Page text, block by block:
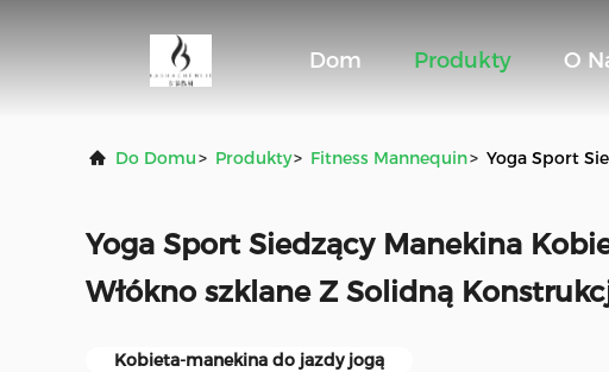
Dom Produkty O
Do Domu> Produkty> Fitness Mannequin> Yoga Sport
Yoga Sport Siedzący Manekina
Włókno szklane Z Solidną
Kobieta-manekina do jazdy jogą